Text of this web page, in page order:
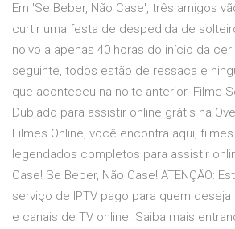
Em 'Se Beber, Não Case', três amigos
curtir uma festa de despedida de
noivo a apenas 40 horas do início da
seguinte, todos estão de ressaca e
que aconteceu na noite anterior. Filme
Dublado para assistir online grátis na
Filmes Online, você encontra aqui,
legendados completos para assistir
Case! Se Beber, Não Case! ATENÇÃO:
serviço de IPTV pago para quem
e canais de TV online. Saiba mais